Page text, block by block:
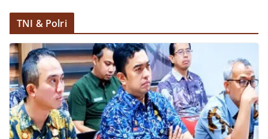
TNI & Polri